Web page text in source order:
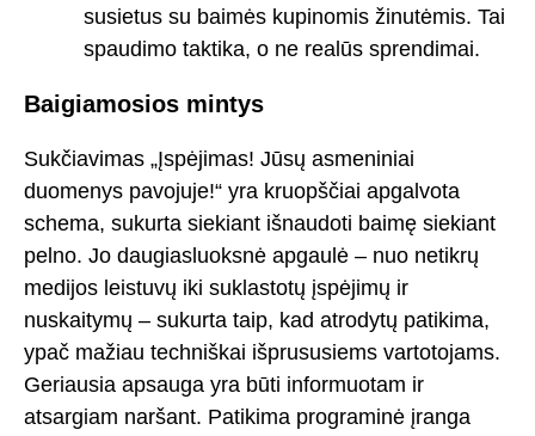
susietus su baimės kupinomis žinutėmis. Tai
spaudimo taktika, o ne realūs sprendimai.
Baigiamosios mintys
Sukčiavimas „Įspėjimas! Jūsų asmeniniai
duomenys pavojuje!“ yra kruopščiai apgalvota
schema, sukurta siekiant išnaudoti baimę siekiant
pelno. Jo daugiasluoksnė apgaulė – nuo netikrų
medijos leistuvų iki suklastotų įspėjimų ir
nuskaitymų – sukurta taip, kad atrodytų patikima,
ypač mažiau techniškai išprususiems vartotojams.
Geriausia apsauga yra būti informuotam ir
atsargiam naršant. Patikima programinė įranga